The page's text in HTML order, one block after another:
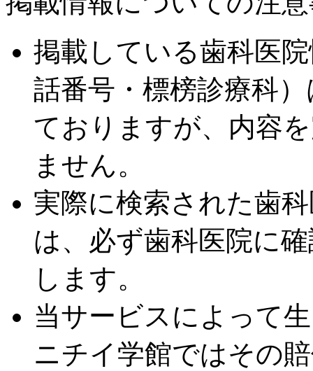
掲載している歯科医
話番号・標榜診療科
ておりますが、内容
ません。
実際に検索された歯
は、必ず歯科医院に
します。
当サービスによって
ニチイ学館ではその